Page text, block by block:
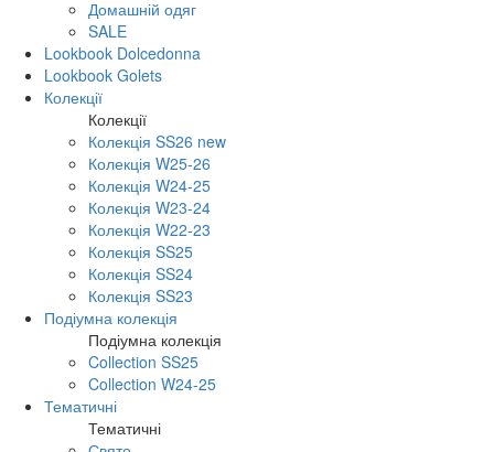
Домашній одяг
SALE
Lookbook Dolcedonna
Lookbook Golets
Колекції
Колекції
Колекція SS26 new
Колекція W25-26
Колекція W24-25
Колекція W23-24
Колекція W22-23
Колекція SS25
Колекція SS24
Колекція SS23
Подіумна колекція
Подіумна колекція
Collection SS25
Collection W24-25
Тематичні
Тематичні